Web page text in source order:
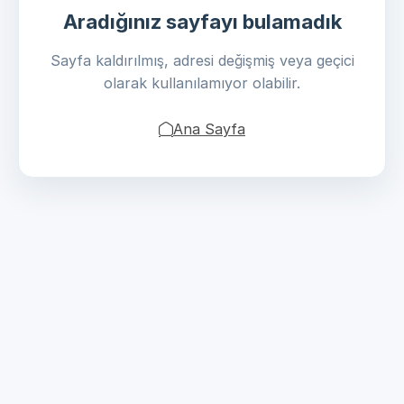
Aradığınız sayfayı bulamadık
Sayfa kaldırılmış, adresi değişmiş veya geçici
olarak kullanılamıyor olabilir.
Ana Sayfa